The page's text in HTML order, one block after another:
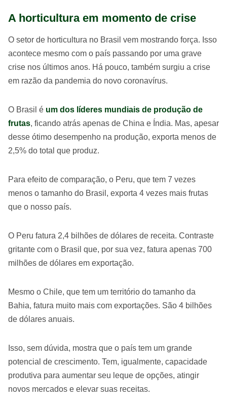
A horticultura em momento de crise
O setor de horticultura no Brasil vem mostrando força. Isso
acontece mesmo com o país passando por uma grave
crise nos últimos anos. Há pouco, também surgiu a crise
em razão da pandemia do novo coronavírus.
O Brasil é um dos líderes mundiais de produção de
frutas, ficando atrás apenas de China e Índia. Mas, apesar
desse ótimo desempenho na produção, exporta menos de
2,5% do total que produz.
Para efeito de comparação, o Peru, que tem 7 vezes
menos o tamanho do Brasil, exporta 4 vezes mais frutas
que o nosso país.
O Peru fatura 2,4 bilhões de dólares de receita. Contraste
gritante com o Brasil que, por sua vez, fatura apenas 700
milhões de dólares em exportação.
Mesmo o Chile, que tem um território do tamanho da
Bahia, fatura muito mais com exportações. São 4 bilhões
de dólares anuais.
Isso, sem dúvida, mostra que o país tem um grande
potencial de crescimento. Tem, igualmente, capacidade
produtiva para aumentar seu leque de opções, atingir
novos mercados e elevar suas receitas.